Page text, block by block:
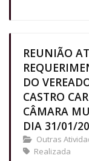
REUNIÃO
DO
CASTRO
CÂMARA
DIA 31/01/
Outras
Realizada